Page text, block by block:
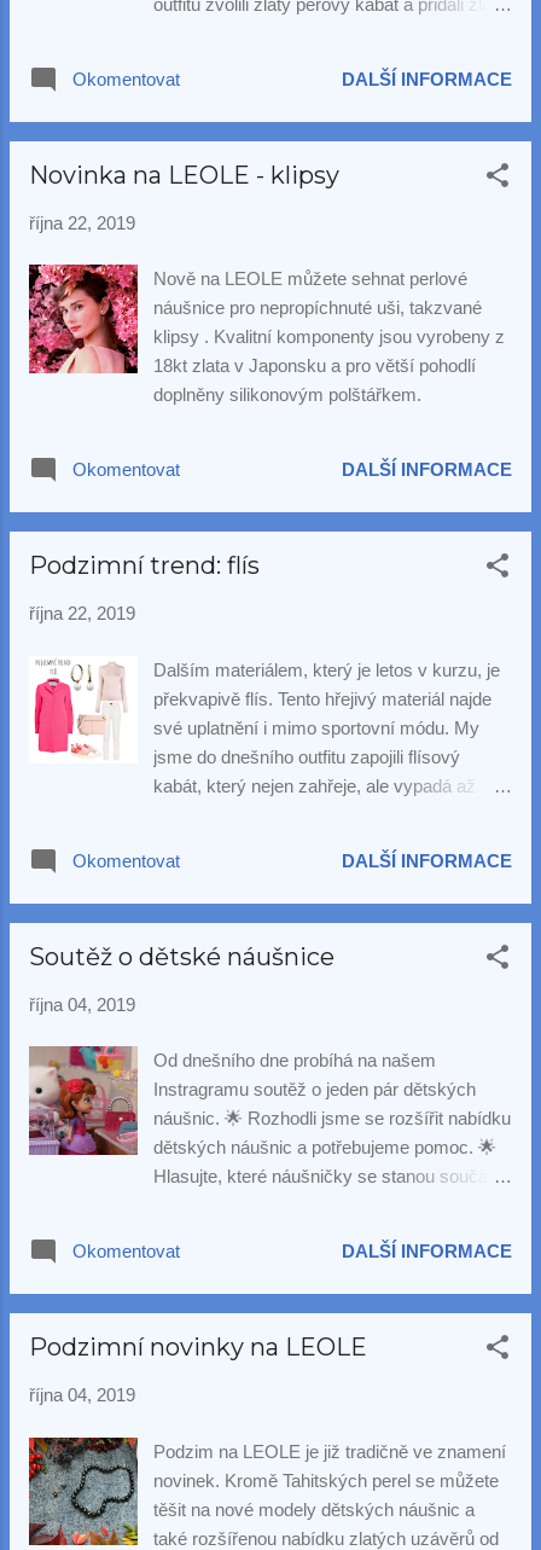
Okomentovat
DALŠÍ INFORMACE
Novinka na LEOLE - klipsy
října 22, 2019
Nově na LEOLE můžete sehnat perlové
náušnice pro nepropíchnuté uši, takzvané
klipsy . Kvalitní komponenty jsou vyrobeny z
18kt zlata v Japonsku a pro větší pohodlí
doplněny silikonovým polštářkem.
Okomentovat DALŠÍ INFORMACE
Podzimní trend: flís
října 22, 2019
Dalším materiálem, který je letos v kurzu, je
překvapivě flís. Tento hřejivý materiál najde
své uplatnění i mimo sportovní módu. My
jsme do dnešního outfitu zapojili flísový
kabát, který nejen zahřeje, ale vypadá až
náušnice Cristina - zlaté kroužky o průměru
20 mm zdobí zavěšené oválné bílé perly
náušnice se zajímavým detailem jsou k
Okomentovat DALŠÍ INFORMACE
Soutěž o dětské náušnice
října 04, 2019
Od dnešního dne probíhá na našem
Instragramu soutěž o jeden pár dětských
náušnic. 🌟 Rozhodli jsme se rozšířit nabídku
dětských náušnic a potřebujeme pomoc. 🌟
Hlasujte, které náušničky se stanou součástí
pak můžete vyhlížet před Vánoci 🎄
Okomentovat DALŠÍ INFORMACE
Podzimní novinky na LEOLE
října 04, 2019
Podzim na LEOLE je již tradičně ve znamení
novinek. Kromě Tahitských perel se můžete
těšit na nové modely dětských náušnic a
také rozšířenou nabídku zlatých uzávěrů od